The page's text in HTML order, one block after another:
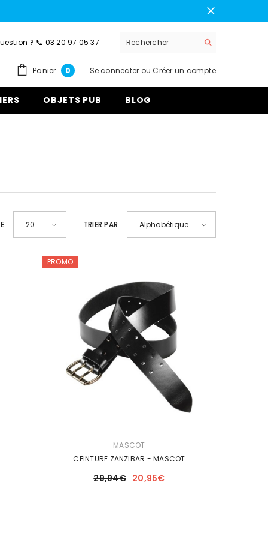
? 📞 03 20 97 05 37
Panier 00
Se connecter ou Créer un compte
OBJETS PUB BLOG
20 TRIER PAR
Alphabétique,
PROMO
MASCOT
CEINTURE ZANZIBAR - MASCOT
29,94€ 20,95€